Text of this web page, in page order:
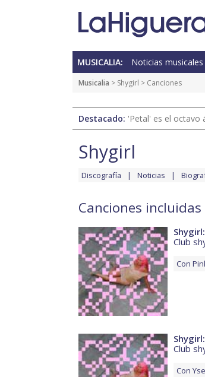
MUSICALIA: Noticias musicales
Musicalia > Shygirl > Canciones
Destacado: 'Petal' es el octavo
Shygirl
Discografía Noticias
Canciones
Club
Con
Club
Con